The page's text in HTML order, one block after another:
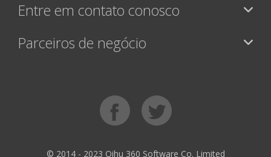
Entre em contato conosco
Parceiros de negócio
© 2014 - 2023 Qihu 360 Software Co. Limited